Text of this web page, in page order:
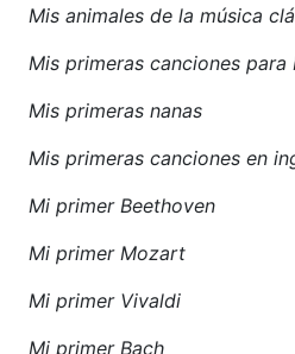
Mis animales de la música
Mis primeras canciones para
Mis primeras nanas
Mis primeras canciones en
Mi primer Beethoven
Mi primer Mozart
Mi primer Vivaldi
Mi primer Bach